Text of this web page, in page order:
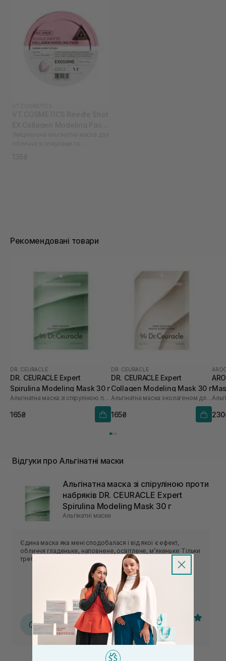
Рекомендовані товари
DR. CEURACLE
DR. CEURACLE Expert
Spirulina Modeling Mask 30 г
Альгінатна маска зі спіруліною проти набряків
165₴
DR. CEURACLE
DR. CEURACLE Expert
Collagen Modeling Mask 30 г
Альгінатна маска з колагеном для пружності
165₴
Відгуки про Альгінатні маски
Альгінатна маска зі спіруліною проти
набряків DR. CEURACLE Expert
Spirulina Modeling Mask 30 г
Альгінатні маски
Єдина маска яка мені сподобалася і від якої є ефект,
обличчя гладеньке, наповнене, освітлене, мʼякеньке Тільки
треба навчитися робити правильну консистенцію
С Софія
25.05.2026, 23:30